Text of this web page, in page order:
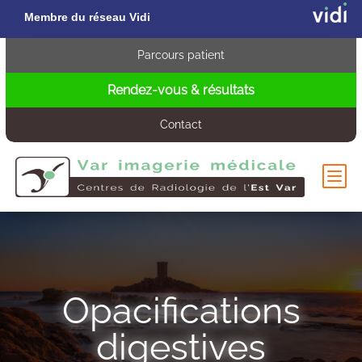
Membre du réseau Vidi
Parcours patient
Rendez-vous & résultats
Contact
b
Opacifications
digestives